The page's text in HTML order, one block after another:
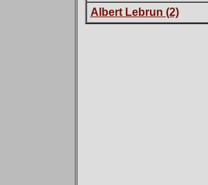
Albert Lebrun (2)